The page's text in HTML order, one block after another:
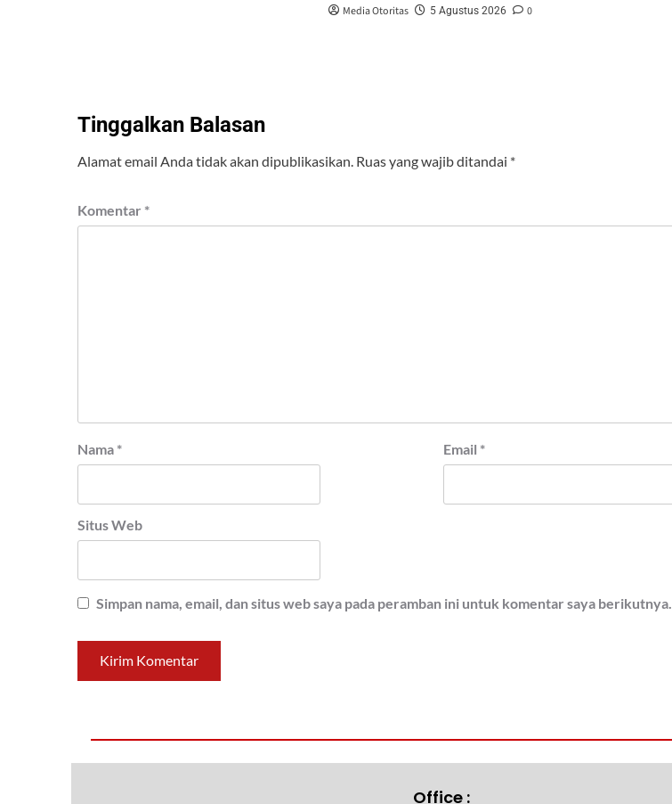
Media Otoritas 5 Agustus 2026 0
Tinggalkan Balasan
Alamat email Anda tidak akan dipublikasikan. Ruas yang wajib ditandai *
Komentar *
Nama * Email *
Situs Web
Simpan nama, email, dan situs web saya pada peramban ini untuk komentar saya berikutnya.
Office :